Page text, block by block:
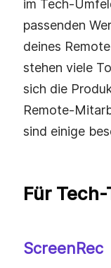
im
passenden
deines
stehen viele
sich die
sind einige
Für
ScreenRec